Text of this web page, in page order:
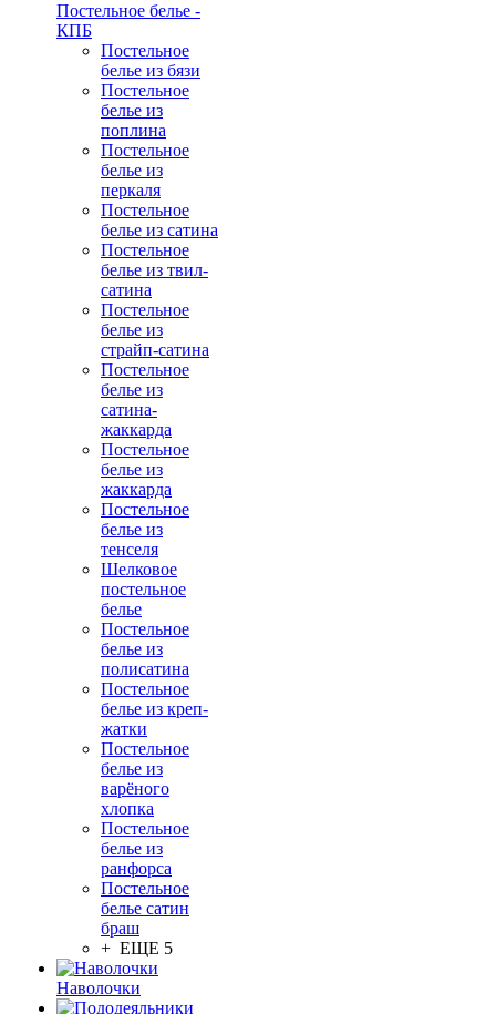
Постельное белье -
КПБ
Постельное
белье из бязи
Постельное
белье из
поплина
Постельное
белье из
перкаля
Постельное
белье из сатина
Постельное
белье из твил-
сатина
Постельное
белье из
страйп-сатина
Постельное
белье из
сатина-
жаккарда
Постельное
белье из
жаккарда
Постельное
белье из
тенселя
Шелковое
постельное
белье
Постельное
белье из
полисатина
Постельное
белье из креп-
жатки
Постельное
белье из
варёного
хлопка
Постельное
белье из
ранфорса
Постельное
белье сатин
браш
+ ЕЩЕ 5
Наволочки